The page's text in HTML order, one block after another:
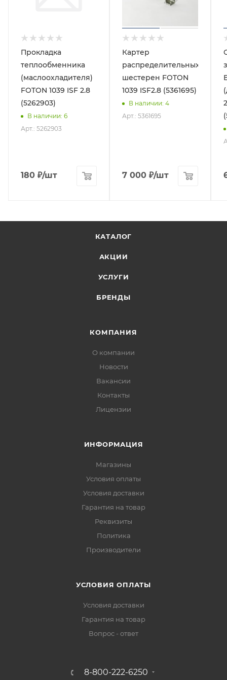
Прокладка
теплообменника
(маслоохладителя)
FOTON 1039 ISF 2.8
(5262903)
В наличии: 6
Арт.: 5262903
180 ₽/шт
Картер
распределительных
шестерен FOTON
1039 ISF2.8 (5361695)
В наличии: 4
Арт.: 5361695
7 000 ₽/шт
КАТАЛОГ
АКЦИИ
УСЛУГИ
БРЕНДЫ
КОМПАНИЯ
О компании
Новости
Вакансии
Контакты
Лицензии
ИНФОРМАЦИЯ
Магазины
Условия оплаты
Условия доставки
Гарантия на товар
Реквизиты
Политика
Производители
УСЛОВИЯ ОПЛАТЫ
Условия доставки
Гарантия на товар
Вопрос - ответ
8-800-222-6250